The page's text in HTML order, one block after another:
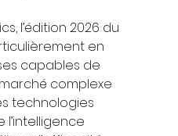
l’édition 2026 du
en
capables de
complexe
technologies